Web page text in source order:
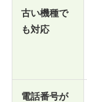
古い機種で
も対応
電話番号が